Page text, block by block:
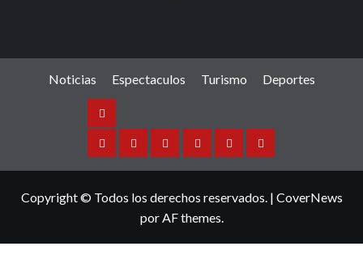
Noticias Espectaculos Turismo Deportes
Noticias
SinaloaNacionalInternacionalEspectaculos
TurismoDeportes
Copyright © Todos los derechos reservados. | CoverNews
por AF themes.